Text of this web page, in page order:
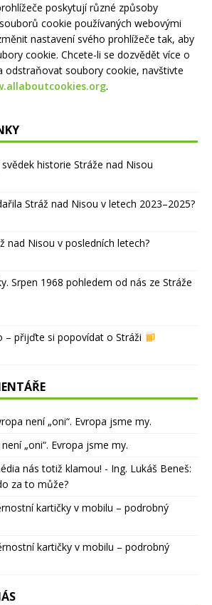
poskytují různé způsoby
cookie používaných webovými
nastavení svého prohlížeče tak, aby
cookie. Chcete-li se dozvědět více o
odstraňovat soubory cookie, navštivte
.
historie Stráže nad Nisou
Stráž nad Nisou v letech 2023–2025?
nad Nisou v posledních letech?
Srpen 1968 pohledem od nás ze Stráže
– přijďte si popovídat o Stráži
není „oni“. Evropa jsme my.
„oni“. Evropa jsme my.
nás totiž klamou! - Ing. Lukáš Beneš:
za to může?
kartičky v mobilu – podrobný
kartičky v mobilu – podrobný